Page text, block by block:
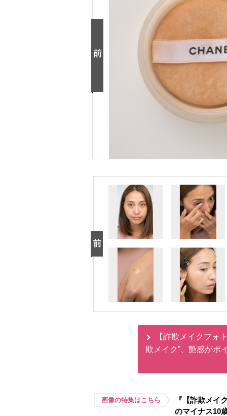
【詐欺メイクフォ
欺メイク”、艶感がポ
画像の特集はこちら
『【詐欺メイ
のマイナス10